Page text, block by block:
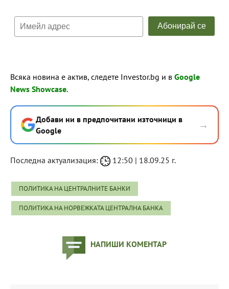
Всяка новина е актив, следете Investor.bg и в Google
News Showcase.
Добави ни в предпочитани източници в
Google
→
Последна актуализация: 12:50 | 18.09.25 г.
ПОЛИТИКА НА ЦЕНТРАЛНИТЕ БАНКИ
ПОЛИТИКА НА НОРВЕЖКАТА ЦЕНТРАЛНА БАНКА
НАПИШИ КОМЕНТАР